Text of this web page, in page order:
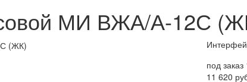
МИ ВЖА/А-12С
под
11 620